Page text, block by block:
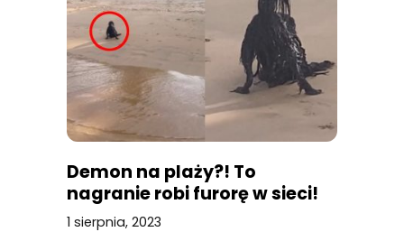
Demon na plaży?! To
nagranie robi furorę w sieci!
1 sierpnia, 2023